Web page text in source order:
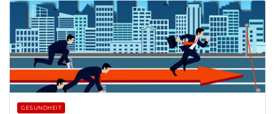
GESUNDHEIT